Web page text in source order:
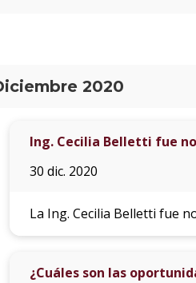
2020
Ing. Cecilia Belletti fue
30 dic. 2020
La Ing. Cecilia Belletti fue
¿Cuáles son las